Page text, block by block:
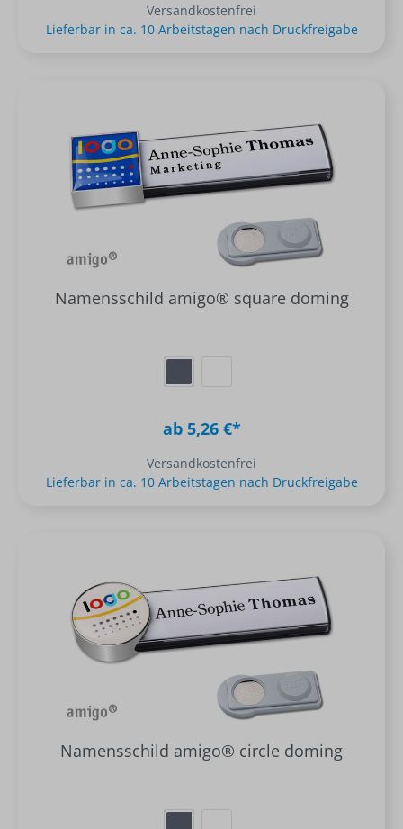
Versandkostenfrei
Lieferbar in ca. 10 Arbeitstagen nach Druckfreigabe
Namensschild amigo® square doming
ab 5,26 €*
Versandkostenfrei
Lieferbar in ca. 10 Arbeitstagen nach Druckfreigabe
Namensschild amigo® circle doming